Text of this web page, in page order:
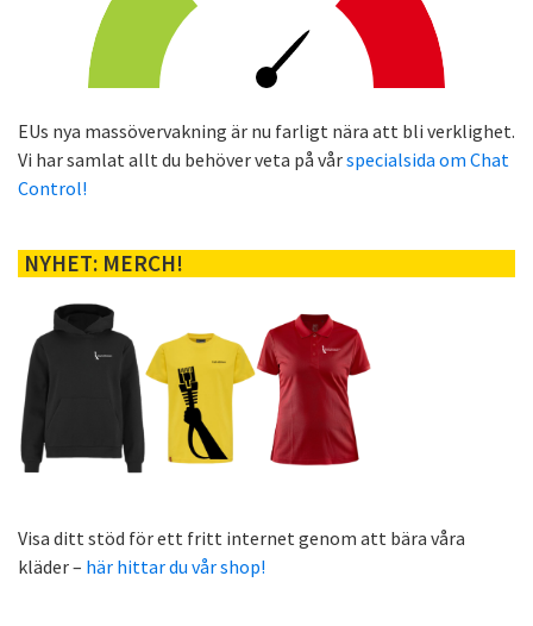
EUs nya massövervakning är nu farligt nära att bli verklighet.
Vi har samlat allt du behöver veta på vårspecialsida om Chat
Control!
NYHET: MERCH!
Visa ditt stöd för ett fritt internet genom att bära våra
kläder – här hittar du vår shop!